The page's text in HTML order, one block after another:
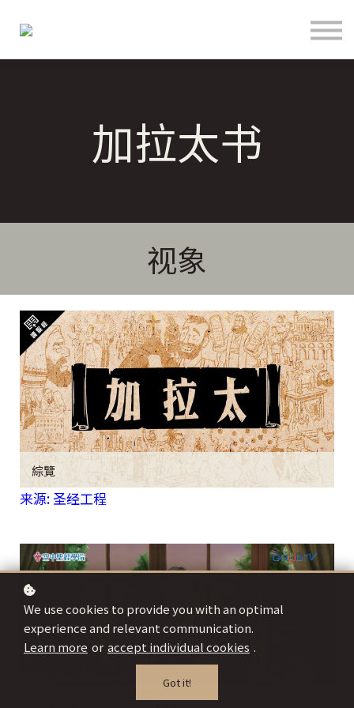
联络
语言
奉献支持
加拉太书
视象
綜覽
来源: 圣经工程
孫寶玲: 新約神學林前後(上)
We use cookies to provide you with an optimal
experience and relevant communication.
Learn more or accept individual cookies .
Got it!